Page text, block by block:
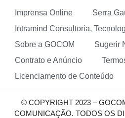
Imprensa Online
Serra
Intramind Consultoria,
Sobre a GOCOM
Sugerir
Contrato e Anúncio
Licenciamento de Conteúdo
© COPYRIGHT 2023 –
COMUNICAÇÃO. TODOS OS